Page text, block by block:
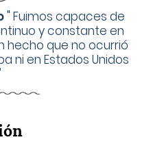
" Fuimos capaces de
y constante en
hecho que no ocurrió
ni en Estados Unidos